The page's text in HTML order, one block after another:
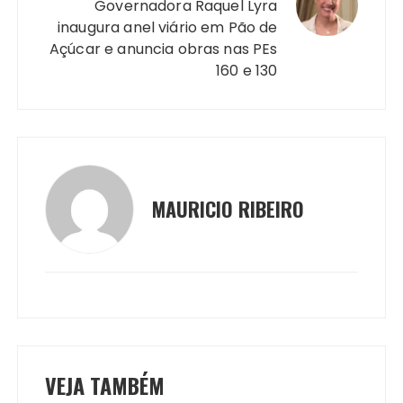
Governadora Raquel Lyra
inaugura anel viário em Pão de
Açúcar e anuncia obras nas PEs
160 e 130
MAURICIO RIBEIRO
VEJA TAMBÉM